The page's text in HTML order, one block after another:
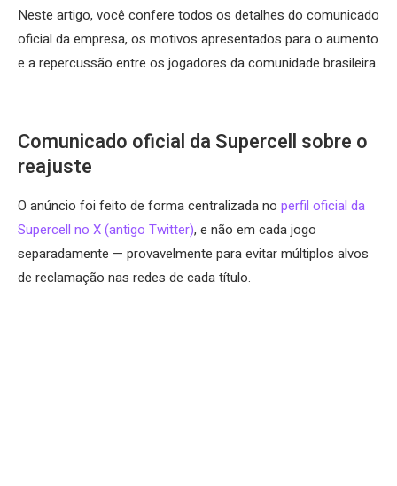
Neste artigo, você confere todos os detalhes do comunicado
oficial da empresa, os motivos apresentados para o aumento
e a repercussão entre os jogadores da comunidade brasileira.
Comunicado oficial da Supercell sobre o
reajuste
O anúncio foi feito de forma centralizada no perfil oficial da
Supercell no X (antigo Twitter), e não em cada jogo
separadamente — provavelmente para evitar múltiplos alvos
de reclamação nas redes de cada título.